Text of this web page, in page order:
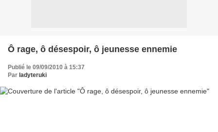
Ô rage, ô désespoir, ô jeunesse ennemie
Publié le 09/09/2010 à 15:37
Par ladyteruki